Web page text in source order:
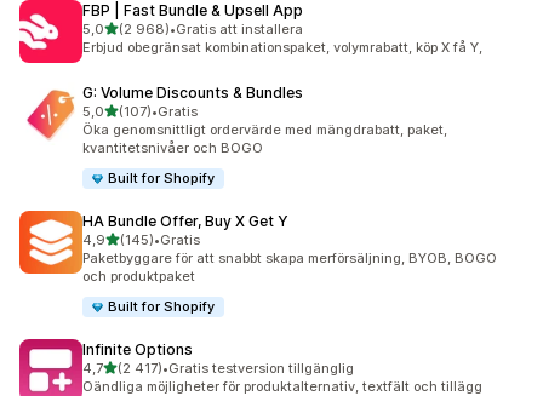
FBP | Fast Bundle & Upsell App
5,0av 5 stjärnor
(2 968)
2968 recensioner totalt
•Gratis att installera
Erbjud obegränsat kombinationspaket, volymrabatt, köp X få Y,
G: Volume Discounts & Bundles
5,0av 5 stjärnor
(107)
107 recensioner totalt
•Gratis
Öka genomsnittligt ordervärde med mängdrabatt, paket,
kvantitetsnivåer och BOGO
Built for Shopify
HA Bundle Offer, Buy X Get Y
4,9av 5 stjärnor
(145)
145 recensioner totalt
•Gratis
Paketbyggare för att snabbt skapa merförsäljning, BYOB, BOGO
och produktpaket
Built for Shopify
Infinite Options
4,7av 5 stjärnor
(2 417)
2417 recensioner totalt
•Gratis testversion tillgänglig
Oändliga möjligheter för produktalternativ, textfält och tillägg